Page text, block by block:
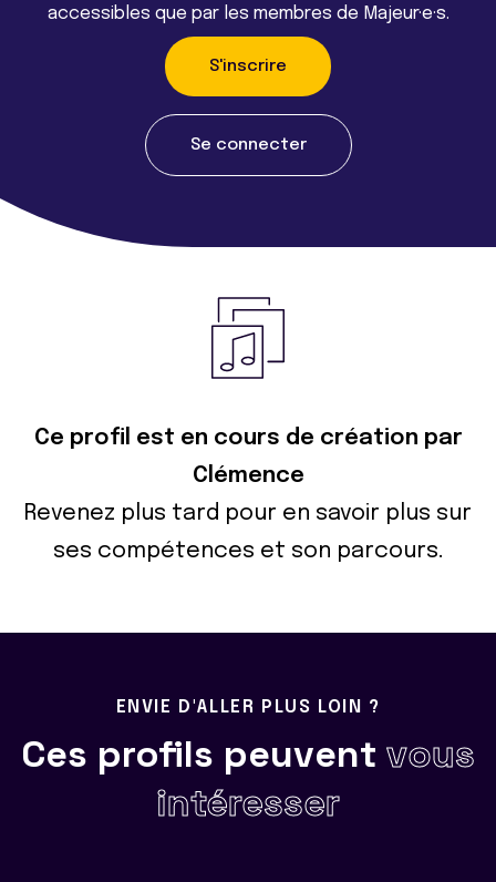
accessibles que par les membres de Majeur·e·s.
S'inscrire
Se connecter
Ce profil est en cours de création par
Clémence
Revenez plus tard pour en savoir plus sur
ses compétences et son parcours.
ENVIE D'ALLER PLUS LOIN ?
Ces profils peuvent vous
intéresser